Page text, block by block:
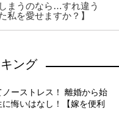
まうのなら…すれ違う
私を愛せますか？】
ング
ーストレス！ 離婚から始
悔いはなし！【嫁を便利